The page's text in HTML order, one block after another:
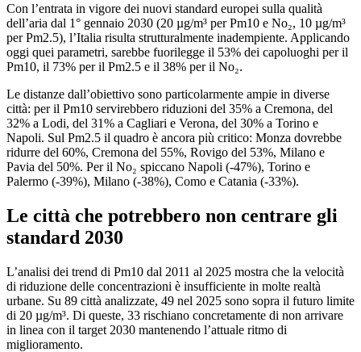
Con l’entrata in vigore dei nuovi standard europei sulla qualità
dell’aria dal 1° gennaio 2030 (20 µg/m³ per Pm10 e No₂, 10 µg/m³
per Pm2.5), l’Italia risulta strutturalmente inadempiente. Applicando
oggi quei parametri, sarebbe fuorilegge il 53% dei capoluoghi per il
Pm10, il 73% per il Pm2.5 e il 38% per il No₂.
Le distanze dall’obiettivo sono particolarmente ampie in diverse
città: per il Pm10 servirebbero riduzioni del 35% a Cremona, del
32% a Lodi, del 31% a Cagliari e Verona, del 30% a Torino e
Napoli. Sul Pm2.5 il quadro è ancora più critico: Monza dovrebbe
ridurre del 60%, Cremona del 55%, Rovigo del 53%, Milano e
Pavia del 50%. Per il No₂ spiccano Napoli (-47%), Torino e
Palermo (-39%), Milano (-38%), Como e Catania (-33%).
Le città che potrebbero non centrare gli
standard 2030
L’analisi dei trend di Pm10 dal 2011 al 2025 mostra che la velocità
di riduzione delle concentrazioni è insufficiente in molte realtà
urbane. Su 89 città analizzate, 49 nel 2025 sono sopra il futuro limite
di 20 µg/m³. Di queste, 33 rischiano concretamente di non arrivare
in linea con il target 2030 mantenendo l’attuale ritmo di
miglioramento.